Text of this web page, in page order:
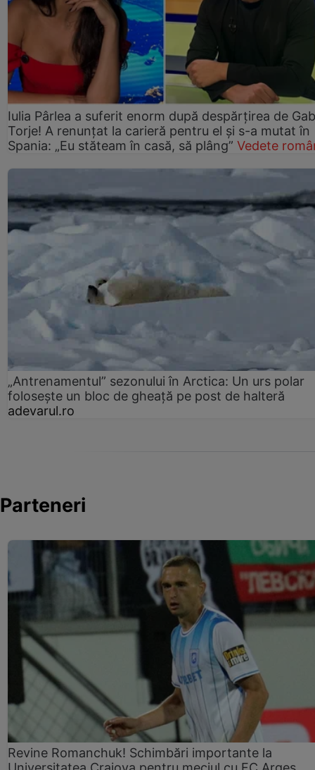
Iulia Pârlea a suferit enorm după despărțirea de
Torje! A renunțat la carieră pentru el și s-a mutat în
Spania: „Eu stăteam în casă, să plâng” Vedete
„Antrenamentul” sezonului în Arctica: Un urs polar
folosește un bloc de gheață pe post de halteră
adevarul.ro
Parteneri
Revine Romanchuk! Schimbări importante la